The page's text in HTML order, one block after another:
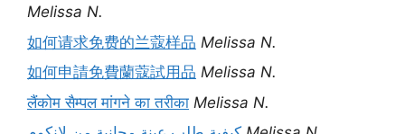
Melissa N.
如何请求免费的兰蔻样品 Melissa N.
如何申請免費蘭蔻試用品 Melissa N.
लैंकोम सैम्पल मांगने का तरीका Melissa N.